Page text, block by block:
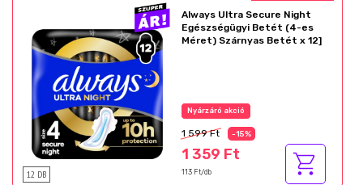
12 DB
Always Ultra Secure Night
Egészségügyi Betét (4-es
Méret) Szárnyas Betét x 12]
Nyárzáró akció
1 599 Ft -15%
1 359 Ft
113 Ft/db